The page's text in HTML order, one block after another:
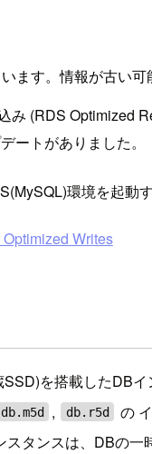
ます。情報が古い可
み (RDS Optimized
ートがありました。
環境を起動
Writes
を搭載したDBイ
db.m5d , db.r5d
の
タンスは、DBの